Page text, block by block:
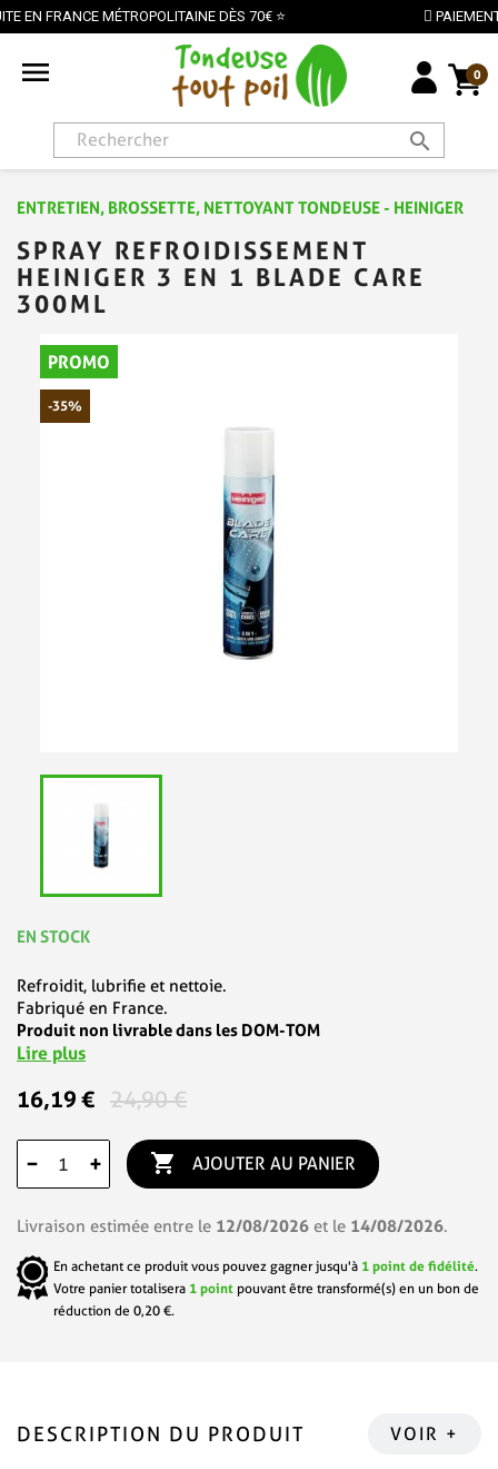
DÈS 70€ ⭐ PAIEMENT SÉCURISÉ PAR CARTE
 0
search
ENTRETIEN, BROSSETTE, NETTOYANT TONDEUSE - HEINIGER
SPRAY REFROIDISSEMENT
HEINIGER 3 EN 1 BLADE CARE
300ML
PROMO
-35%
EN STOCK
Refroidit, lubrifie et nettoie.
Fabriqué en France.
Produit non livrable dans les DOM-TOM
Lire plus
16,19 € 24,90 €
− +  AJOUTER AU PANIER
Livraison estimée entre le 12/08/2026 et le 14/08/2026.
En achetant ce produit vous pouvez gagner jusqu'à 1 point de fidélité.
Votre panier totalisera 1 point pouvant être transformé(s) en un bon de
réduction de 0,20 €.
DESCRIPTION DU PRODUIT